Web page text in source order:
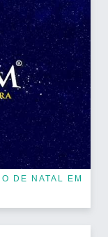
DE NATAL EM